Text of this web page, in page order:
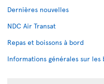
Dernières nouvelles
NDC Air Transat
Repas et boissons à bord
Informations générales sur les